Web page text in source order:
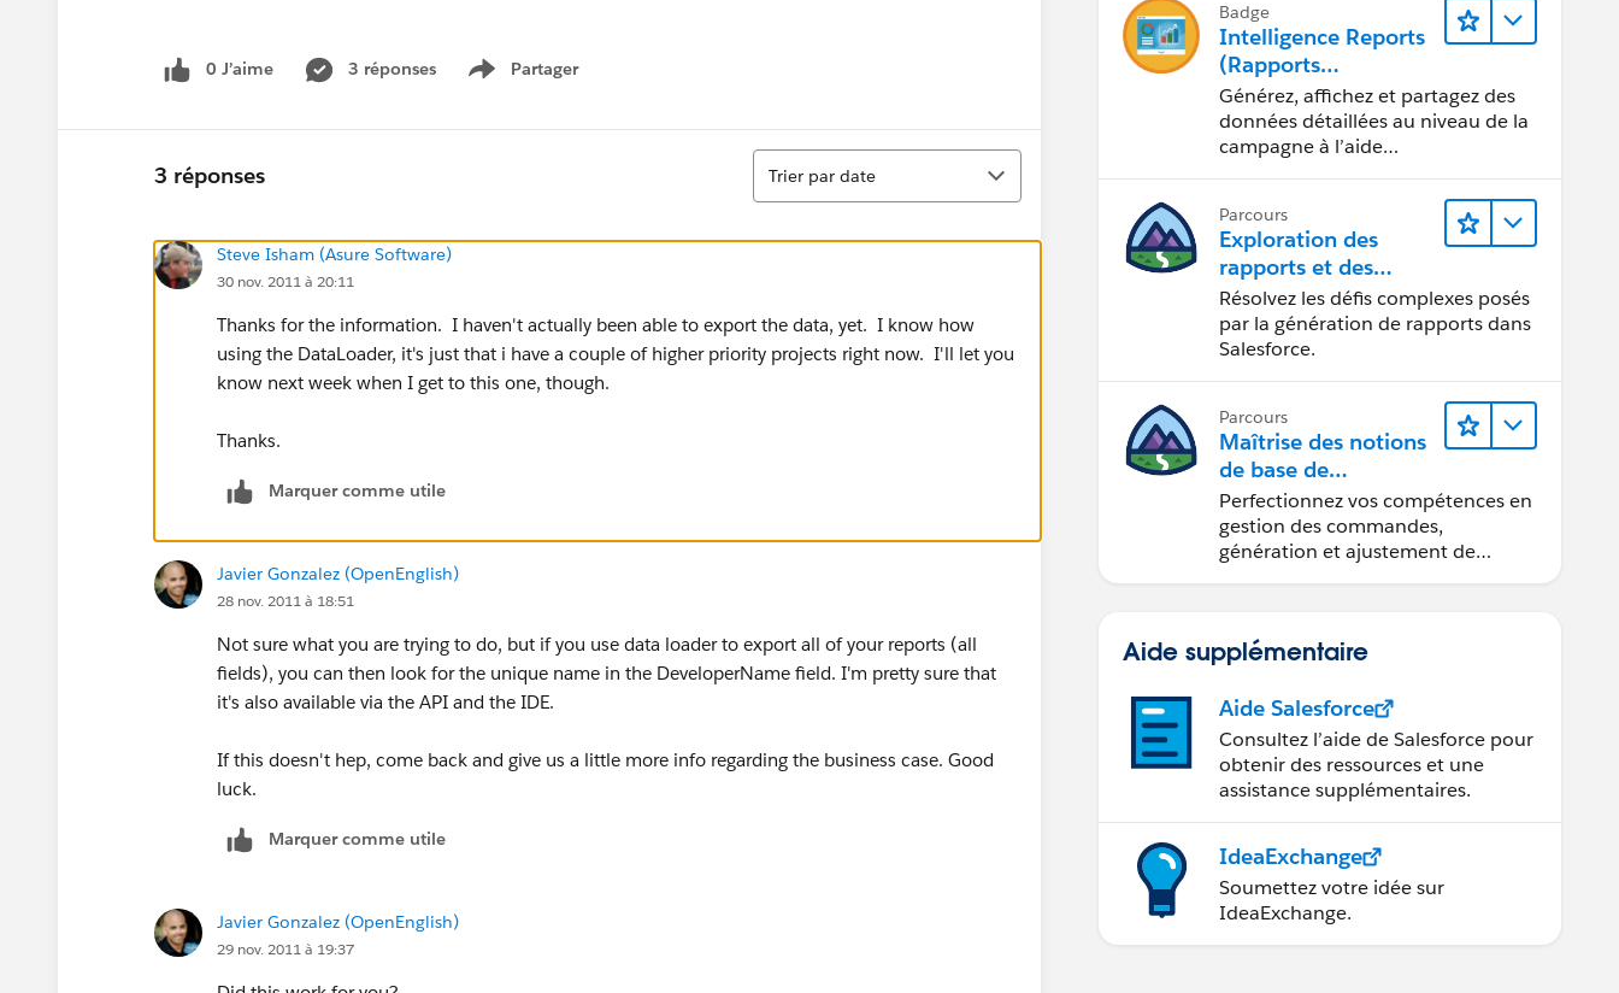
0 J’aime 3 réponses Partager
Show menu
3 réponses
Tri
Trier par date
Steve Isham (Asure Software)
30 nov. 2011 à 20:11
Thanks for the information. I haven't actually been able to export the data, yet. I know how
using the DataLoader, it's just that i have a couple of higher priority projects right now. I'll let you
know next week when I get to this one, though.
Thanks.
Marquer comme utile
Javier Gonzalez (OpenEnglish)
28 nov. 2011 à 18:51
Not sure what you are trying to do, but if you use data loader to export all of your reports (all
fields), you can then look for the unique name in the DeveloperName field. I'm pretty sure that
it's also available via the API and the IDE.
If this doesn't hep, come back and give us a little more info regarding the business case. Good
luck.
Marquer comme utile
Javier Gonzalez (OpenEnglish)
29 nov. 2011 à 19:37
Badge
Intelligence Reports
(Rapports
Intelligence) pour
Engagement
Générez, affichez et partagez des
données détaillées au niveau de la
campagne à l’aide
Parcours
Exploration des
rapports et des
tableaux de bord
Lightning Experience
Résolvez les défis complexes posés
par la génération de rapports dans
Salesforce.
Parcours
Maîtrise des notions
de base de
l’administration de
Salesforce Billing
Perfectionnez vos compétences en
gestion des commandes,
génération et ajustement de
Aide supplémentaire
Aide Salesforce
Consultez l’aide de Salesforce pour
obtenir des ressources et une
assistance supplémentaires.
IdeaExchange
Soumettez votre idée sur
IdeaExchange.